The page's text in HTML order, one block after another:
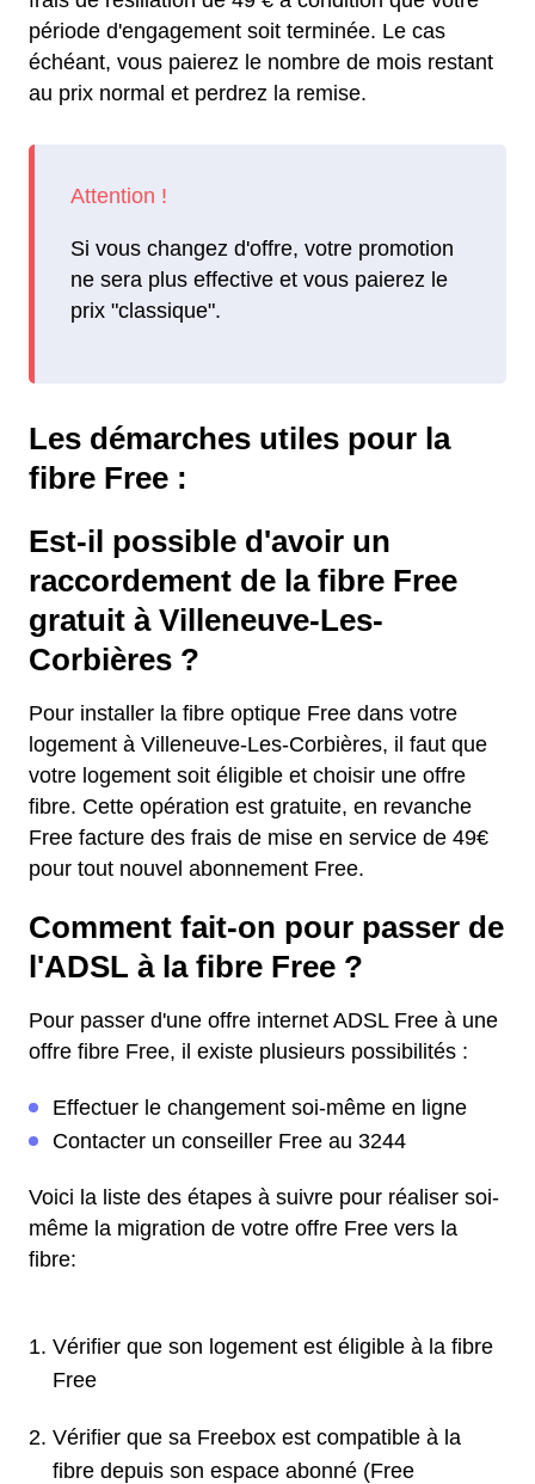
période d'engagement soit terminée. Le cas
échéant, vous paierez le nombre de mois restant
au prix normal et perdrez la remise.
Si vous changez d'offre, votre promotion
ne sera plus effective et vous paierez le
prix "classique".
Les démarches utiles pour la
fibre Free :
Est-il possible d'avoir un
raccordement de la fibre Free
gratuit à Villeneuve-Les-
Corbières ?
Pour installer la fibre optique Free dans votre
logement à Villeneuve-Les-Corbières, il faut que
votre logement soit éligible et choisir une offre
fibre. Cette opération est gratuite, en revanche
Free facture des frais de mise en service de 49€
pour tout nouvel abonnement Free.
Comment fait-on pour passer de
l'ADSL à la fibre Free ?
Pour passer d'une offre internet ADSL Free à une
offre fibre Free, il existe plusieurs possibilités :
Effectuer le changement soi-même en ligne
Contacter un conseiller Free au 3244
Voici la liste des étapes à suivre pour réaliser soi-
même la migration de votre offre Free vers la
fibre:
Vérifier que son logement est éligible à la fibre
Free
Vérifier que sa Freebox est compatible à la
fibre depuis son espace abonné (Free